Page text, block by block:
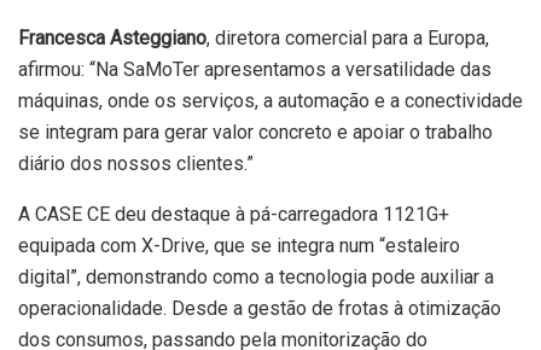
Francesca Asteggiano, diretora comercial para a Europa,
afirmou: “Na SaMoTer apresentamos a versatilidade das
máquinas, onde os serviços, a automação e a conectividade
se integram para gerar valor concreto e apoiar o trabalho
diário dos nossos clientes.”
A CASE CE deu destaque à pá-carregadora 1121G+
equipada com X-Drive, que se integra num “estaleiro
digital”, demonstrando como a tecnologia pode auxiliar a
operacionalidade. Desde a gestão de frotas à otimização
dos consumos, passando pela monitorização do